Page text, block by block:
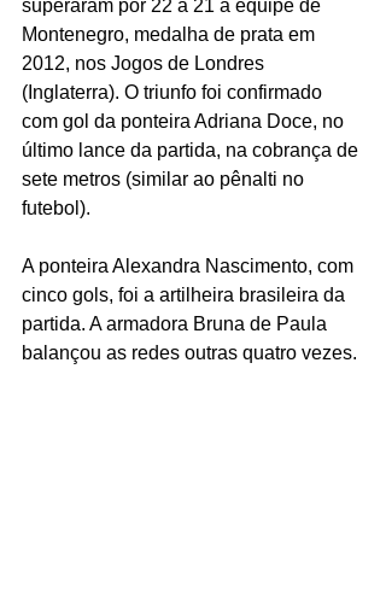
superaram por 22 a 21 a equipe de
Montenegro, medalha de prata em
2012, nos Jogos de Londres
(Inglaterra). O triunfo foi confirmado
com gol da ponteira Adriana Doce, no
último lance da partida, na cobrança de
sete metros (similar ao pênalti no
futebol).
A ponteira Alexandra Nascimento, com
cinco gols, foi a artilheira brasileira da
partida. A armadora Bruna de Paula
balançou as redes outras quatro vezes.